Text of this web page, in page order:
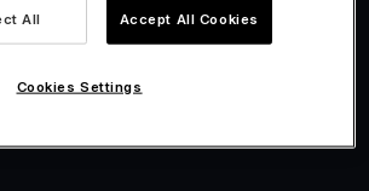
All Accept All Cookies
Cookies Settings